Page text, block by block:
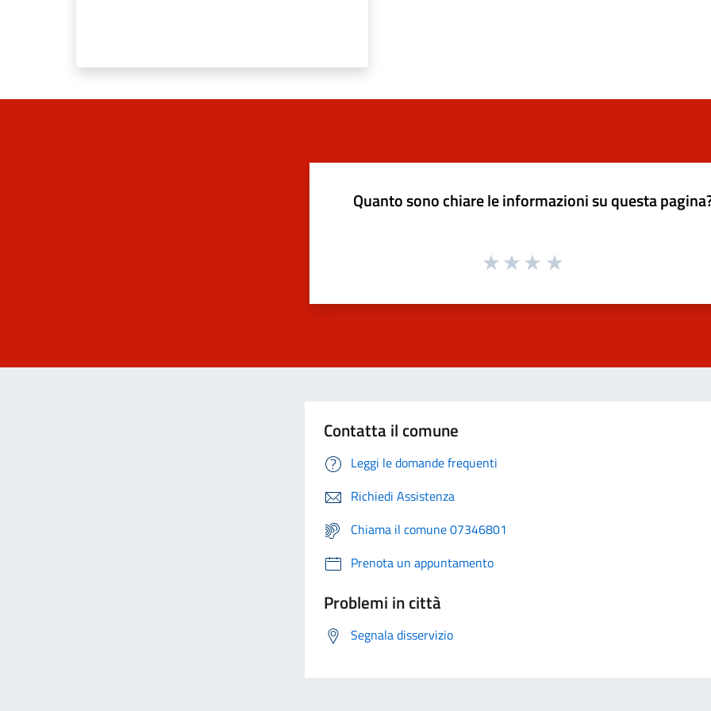
Quanto sono chiare le informazioni su questa
Contatta il comune
Leggi le domande frequenti
Richiedi Assistenza
Chiama il comune 07346801
Prenota un appuntamento
Problemi in città
Segnala disservizio